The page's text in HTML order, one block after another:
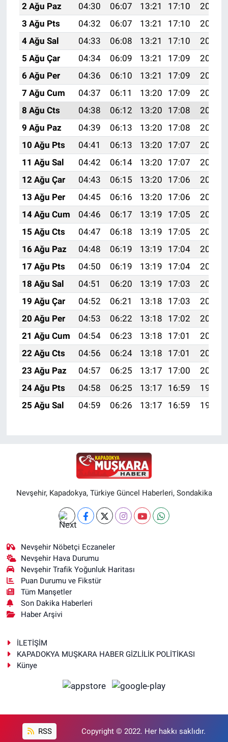
2 Ağu Paz
04:30 06:07 13:21 17:10
20:25
3 Ağu Pts
04:32 06:07 13:21 17:10
20:24
4 Ağu Sal
04:33 06:08 13:21 17:10
20:23
5 Ağu Çar
04:34 06:09 13:21 17:09
20:22
6 Ağu Per
04:36 06:10 13:21 17:09
20:21
7 Ağu Cum
04:37 06:11 13:20 17:09
20:20
8 Ağu Cts
04:38 06:12 13:20 17:08
20:19
9 Ağu Paz
04:39 06:13 13:20 17:08
20:18
10 Ağu Pts
04:41 06:13 13:20 17:07
20:17
11 Ağu Sal
04:42 06:14 13:20 17:07
20:16
12 Ağu Çar
04:43 06:15 13:20 17:06
20:14
13 Ağu Per
04:45 06:16 13:20 17:06
20:13
14 Ağu Cum
04:46 06:17 13:19 17:05
20:12
15 Ağu Cts
04:47 06:18 13:19 17:05
20:11
16 Ağu Paz
04:48 06:19 13:19 17:04
20:10
17 Ağu Pts
04:50 06:19 13:19 17:04
20:08
18 Ağu Sal
04:51 06:20 13:19 17:03
20:07
19 Ağu Çar
04:52 06:21 13:18 17:03
20:06
20 Ağu Per
04:53 06:22 13:18 17:02
20:04
21 Ağu Cum
04:54 06:23 13:18 17:01
20:03
22 Ağu Cts
04:56 06:24 13:18 17:01
20:02
23 Ağu Paz
04:57 06:25 13:17 17:00
20:00
24 Ağu Pts
04:58 06:25 13:17 16:59
19:59
25 Ağu Sal
04:59 06:26 13:17 16:59 19:57
Nevşehir, Kapadokya, Türkiye Güncel Haberleri, Sondakika
Nevşehir Nöbetçi Eczaneler
Nevşehir Hava Durumu
Nevşehir Trafik Yoğunluk Haritası
Puan Durumu ve Fikstür
Tüm Manşetler
Son Dakika Haberleri
Haber Arşivi
İLETİŞİM
KAPADOKYA MUŞKARA HABER GİZLİLİK POLİTİKASI
Künye
RSS Copyright © 2022. Her hakkı saklıdır.